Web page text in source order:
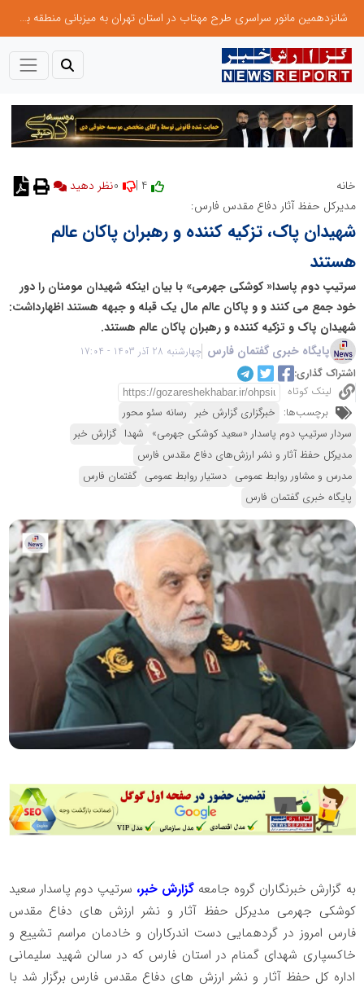
شانزدهمین مانور سراسری طرح مهتاب در استان تهران به میزبانی منطقه برق لواسان
خانه
نظر دهید
مدیرکل حفظ آثار دفاع مقدس فارس:
شهیدان پاک، تزکیه کننده و رهبران پاکان عالم
هستند
سرتیپ دوم پاسدا« کوشکی جهرمی» با بیان اینکه شهیدان مومنان را دور
خود جمع می کنند و و پاکان عالم مال یک قبله و جبهه هستند اظهارداشت:
شهیدان پاک و تزکیه کننده و رهبران پاکان عالم هستند.
پایگاه خبری گفتمان فارس چهارشنبه 28 آذر 1403 - 17:04
اشتراک گذاری:
لینک کوتاه
برچسب‌ها: خبرگزاری گزارش خبر رسانه سئو محور
سردار سرتیپ دوم پاسدار «سعید کوشکی جهرمی» شهدا گزارش خبر
مدیرکل حفظ آثار و نشر ارزش‌های دفاع مقدس فارس
مدرس و مشاور روابط عمومی دستیار روابط عمومی گفتمان فارس
پایگاه خبری گفتمان فارس
به گزارش خبرنگاران گروه جامعه گزارش خبر، سرتیپ دوم پاسدار سعید
کوشکی جهرمی مدیرکل حفظ آثار و نشر ارزش های دفاع مقدس
فارس امروز در گردهمایی دست اندرکاران و خادمان مراسم تشییع و
خاکسپاری شهدای گمنام در استان فارس که در سالن شهید سلیمانی
اداره کل حفظ آثار و نشر ارزش های دفاع مقدس فارس برگزار شد با